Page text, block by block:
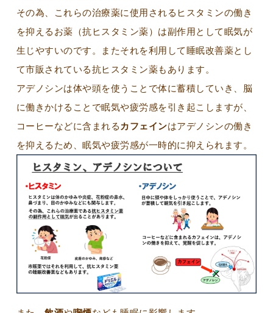
その為、これらの治療薬に使用されるヒスタミンの働き
を抑えるお薬（抗ヒスタミン薬）は副作用として眠気が
生じやすいのです。またそれを利用して睡眠改善薬とし
て市販されている抗ヒスタミン薬もあります。
アデノシンは体や頭を使うことで体に蓄積していき、脳
に働きかけることで眠気や疲労感を引き起こしますが、
コーヒーなどに含まれる カフェインはアデノシンの働き
を抑えるため、眠気や疲労感が一時的に抑えられます。